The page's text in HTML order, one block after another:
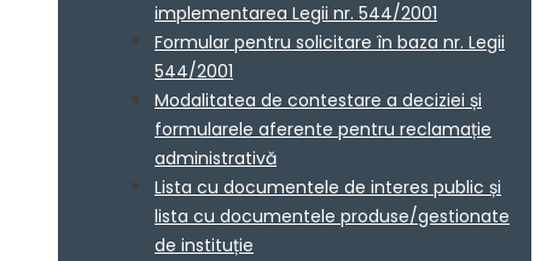
implementarea Legii nr. 544/2001
Formular pentru solicitare în baza nr. Legii
544/2001
Modalitatea de contestare a deciziei și
formularele aferente pentru reclamație
administrativă
Lista cu documentele de interes public și
lista cu documentele produse/gestionate
de instituție